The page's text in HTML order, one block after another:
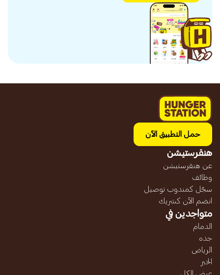
حمل التطبيق الآن
هنقرستيشن
عن هنقرستيشن
وظائف
سجّل كمندوب توصيل
انضم الآن كشريك
متواجدين في
الدمام
جده
الرياض
الخبر